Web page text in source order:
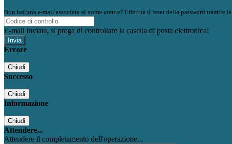
Non hai una e-mail associata al nome utente? Effettua il reset della password tramite la
E-mail inviata, si prega di controllare la casella di posta elettronica!
Errore
Chiudi
Successo
Chiudi
Informazione
Chiudi
Attendere...
Attendere il completamento dell'operazione...